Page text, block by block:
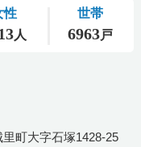
町大字石塚1428-25